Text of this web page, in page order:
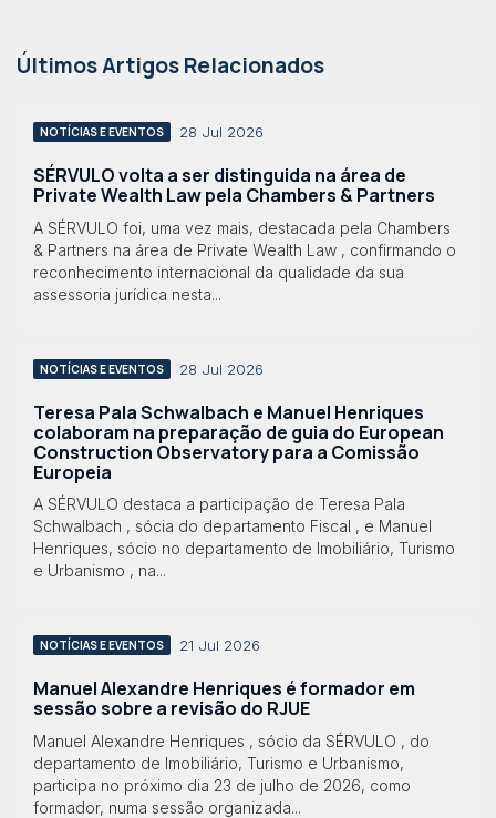
Últimos Artigos Relacionados
NOTÍCIAS E EVENTOS 28 Jul 2026
SÉRVULO volta a ser distinguida na área de
Private Wealth Law pela Chambers & Partners
A SÉRVULO foi, uma vez mais, destacada pela Chambers
& Partners na área de Private Wealth Law , confirmando o
reconhecimento internacional da qualidade da sua
assessoria jurídica nesta...
NOTÍCIAS E EVENTOS 28 Jul 2026
Teresa Pala Schwalbach e Manuel Henriques
colaboram na preparação de guia do European
Construction Observatory para a Comissão
Europeia
A SÉRVULO destaca a participação de Teresa Pala
Schwalbach , sócia do departamento Fiscal , e Manuel
Henriques, sócio no departamento de Imobiliário, Turismo
e Urbanismo , na...
NOTÍCIAS E EVENTOS 21 Jul 2026
Manuel Alexandre Henriques é formador em
sessão sobre a revisão do RJUE
Manuel Alexandre Henriques , sócio da SÉRVULO , do
departamento de Imobiliário, Turismo e Urbanismo,
participa no próximo dia 23 de julho de 2026, como
formador, numa sessão organizada...